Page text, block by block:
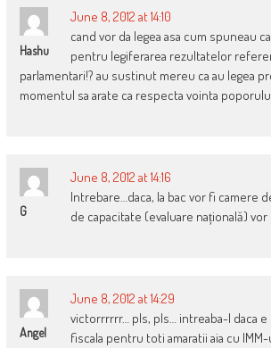
Hashu
June 8, 2012 at 14:10
cand vor da legea asa cum spuneau
pentru legiferarea rezultatelor
parlamentari!? au sustinut mereu ca au legea
momentul sa arate ca respecta vointa
G
June 8, 2012 at 14:16
Intrebare…daca, la bac vor fi camere
de capacitate (evaluare națională)
Angel
June 8, 2012 at 14:29
victorrrrrr… pls, pls… intreaba-l daca
fiscala pentru toti amaratii aia cu